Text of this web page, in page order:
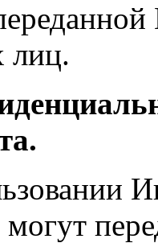
лиц.